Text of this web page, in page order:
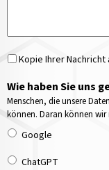
Kopie Ihrer Nachricht
Wie haben Sie uns
Menschen, die unsere
können. Daran können wir
Google
ChatGPT